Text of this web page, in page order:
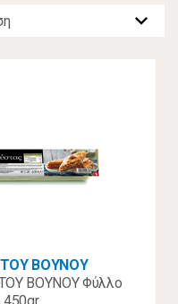
ΒΟΥΝΟΥ
ΒΟΥΝΟΥ Φύλλο